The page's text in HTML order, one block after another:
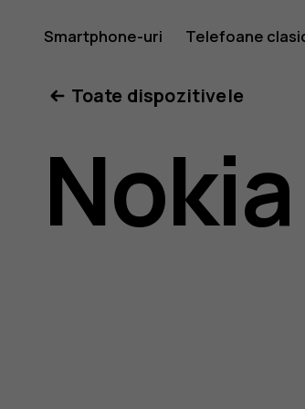
Ghid
de
Smartphone-uri Telefoane
Toate dispozitivele